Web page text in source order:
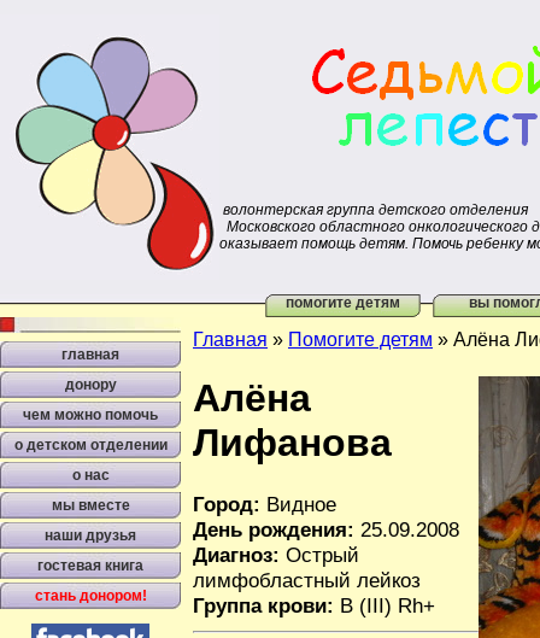
волонтерская группа детского отделения
Московского областного онкологического
оказывает помощь детям. Помочь ребенку
помогите детям вы
главная
донору
чем можно помочь
о детском отделении
о нас
мы вместе
наши друзья
гостевая книга
стань донором!
Главная » Помогите детям » Алёна
Алёна
Лифанова
Город: Видное
День рождения: 25.09.2008
Диагноз: Острый
лимфобластный лейкоз
Группа крови: B (III) Rh+